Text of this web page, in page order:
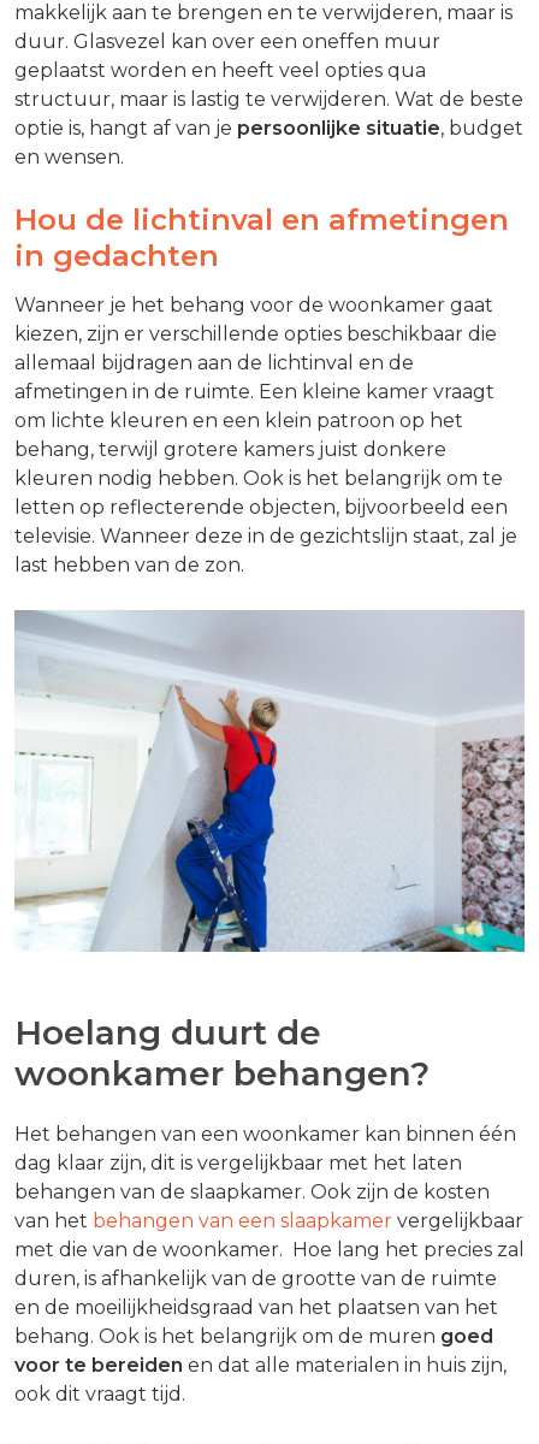
makkelijk aan te brengen en te verwijderen, maar is
duur. Glasvezel kan over een oneffen muur
geplaatst worden en heeft veel opties qua
structuur, maar is lastig te verwijderen. Wat de beste
optie is, hangt af van je persoonlijke situatie, budget
en wensen.
Hou de lichtinval en afmetingen
in gedachten
Wanneer je het behang voor de woonkamer gaat
kiezen, zijn er verschillende opties beschikbaar die
allemaal bijdragen aan de lichtinval en de
afmetingen in de ruimte. Een kleine kamer vraagt
om lichte kleuren en een klein patroon op het
behang, terwijl grotere kamers juist donkere
kleuren nodig hebben. Ook is het belangrijk om te
letten op reflecterende objecten, bijvoorbeeld een
televisie. Wanneer deze in de gezichtslijn staat, zal je
last hebben van de zon.
Hoelang duurt de
woonkamer behangen?
Het behangen van een woonkamer kan binnen één
dag klaar zijn, dit is vergelijkbaar met het laten
behangen van de slaapkamer. Ook zijn de kosten
van het behangen van een slaapkamer vergelijkbaar
met die van de woonkamer. Hoe lang het precies zal
duren, is afhankelijk van de grootte van de ruimte
en de moeilijkheidsgraad van het plaatsen van het
behang. Ook is het belangrijk om de muren goed
voor te bereiden en dat alle materialen in huis zijn,
ook dit vraagt tijd.